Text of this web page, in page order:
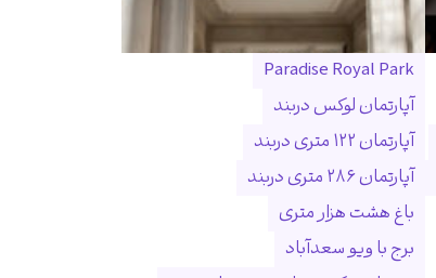
Paradise Royal Park
آپارتمان لوکس دربند
آپارتمان ۱۲۲ متری دربند
آپارتمان ۲۸۶ متری دربند
باغ هشت هزار متری
برج با ویو سعدآباد